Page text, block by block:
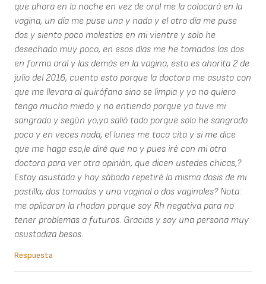
que ahora en la noche en vez de oral me la colocará en la
vagina, un día me puse una y nada y el otro día me puse
dos y siento poco molestias en mi vientre y solo he
desechado muy poco, en esos días me he tomados las dos
en forma oral y las demás en la vagina, esto es ahorita 2 de
julio del 2016, cuento esto porque la doctora me asusto con
que me llevara al quirófano sino se limpia y yo no quiero
tengo mucho miedo y no entiendo porque ya tuve mi
sangrado y según yo,ya salió todo porque solo he sangrado
poco y en veces nada, el lunes me toca cita y si me dice
que me haga eso,le diré que no y pues iré con mi otra
doctora para ver otra opinión, que dicen ustedes chicas,?
Estoy asustada y hoy sábado repetiré la misma dosis de mi
pastilla, dos tomadas y una vaginal o dos vaginales? Nota:
me aplicaron la rhodan porque soy Rh negativa para no
tener problemas a futuros. Gracias y soy una persona muy
asustadiza besos.
Respuesta